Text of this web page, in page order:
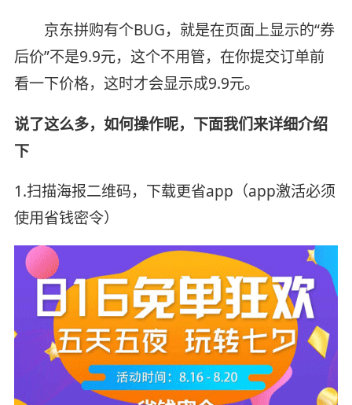
京东拼购有个BUG，就是在页面上显示的“券
后价”不是9.9元，这个不用管，在你提交订单前
看一下价格，这时才会显示成9.9元。
说了这么多，如何操作呢，下面我们来详细介绍
下
1.扫描海报二维码，下载更省app（app激活必须
使用省钱密令）